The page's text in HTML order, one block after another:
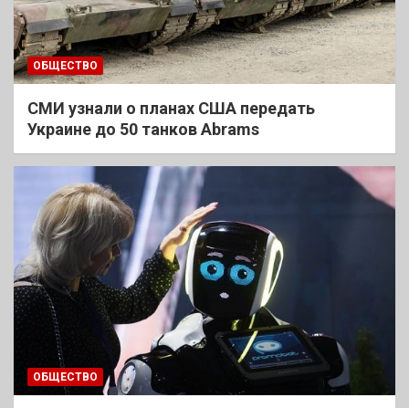
ОБЩЕСТВО
СМИ узнали о планах США передать
Украине до 50 танков Abrams
ОБЩЕСТВО